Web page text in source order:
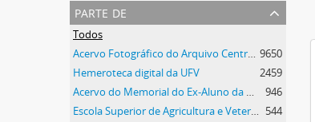
parte de
Todos
Acervo Fotográfico do Arquivo Central Histórico da UFV 9650
Hemeroteca digital da UFV
2459
Acervo do Memorial do Ex-Aluno da UFV
946
Escola Superior de Agricultura e Veterinária (ESAV) 544